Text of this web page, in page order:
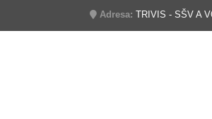
Adresa: TRIVIS - SŠV A